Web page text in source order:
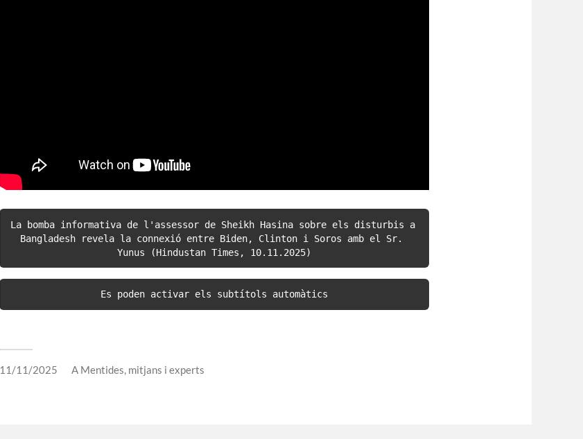
La bomba informativa de l'assessor de Sheikh Hasina sobre els disturbis a
Bangladesh revela la connexió entre Biden, Clinton i Soros amb el Sr.
Yunus (Hindustan Times, 10.11.2025)
Es poden activar els subtítols automàtics
11/11/2025 A Mentides, mitjans i experts